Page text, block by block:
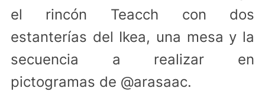
el rincón Teacch con dos
estanterías del Ikea, una mesa y la
secuencia a realizar en
pictogramas de @arasaac.